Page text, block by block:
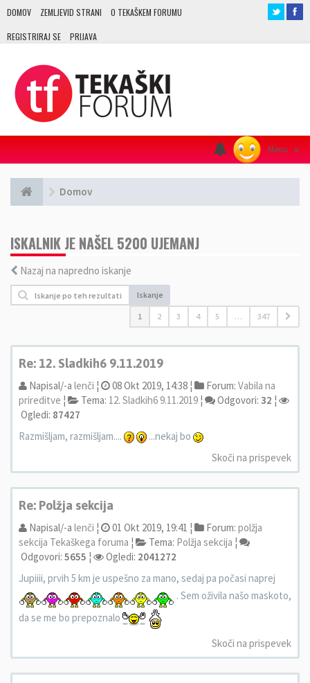
DOMOV ZEMLJEVID STRANI O TEKAŠKEM FORUMU
REGISTRIRAJ SE PRIJAVA
Menu ≡
Domov
ISKALNIK JE NAŠEL 5200 UJEMANJ
Nazaj na napredno iskanje
Iskanje
1 2 3 4 5 … 347
Re: 12. Sladkih6 9.11.2019
Napisal/-a lenči ¦ 08 Okt 2019, 14:38 ¦ Forum: Vabila na
prireditve ¦ Tema: 12. Sladkih6 9.11.2019 ¦ Odgovori: 32 ¦
Ogledi: 87427
Razmišljam, razmišljam....
...nekaj bo
Skoči na prispevek
Re: Polžja sekcija
Napisal/-a lenči ¦ 01 Okt 2019, 19:41 ¦ Forum: polžja
sekcija Tekaškega foruma ¦ Tema: Polžja sekcija ¦
Odgovori: 5655 ¦ Ogledi: 2041272
Jupiiii, prvih 5 km je uspešno za mano, sedaj pa počasi naprej
. Sem oživila našo maskoto,
da se me bo prepoznalo
Skoči na prispevek